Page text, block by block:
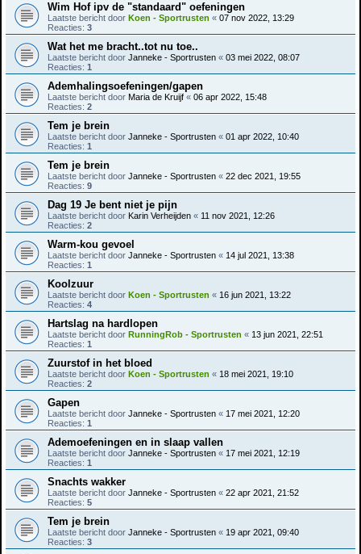
Wim Hof ipv de "standaard" oefeningen
Laatste bericht door Koen - Sportrusten « 07 nov 2022, 13:29
Reacties: 3
Wat het me bracht..tot nu toe..
Laatste bericht door Janneke - Sportrusten « 03 mei 2022, 08:07
Reacties: 1
Ademhalingsoefeningen/gapen
Laatste bericht door Maria de Kruijf « 06 apr 2022, 15:48
Reacties: 2
Tem je brein
Laatste bericht door Janneke - Sportrusten « 01 apr 2022, 10:40
Reacties: 1
Tem je brein
Laatste bericht door Janneke - Sportrusten « 22 dec 2021, 19:55
Reacties: 9
Dag 19 Je bent niet je pijn
Laatste bericht door Karin Verheijden « 11 nov 2021, 12:26
Reacties: 2
Warm-kou gevoel
Laatste bericht door Janneke - Sportrusten « 14 jul 2021, 13:38
Reacties: 1
Koolzuur
Laatste bericht door Koen - Sportrusten « 16 jun 2021, 13:22
Reacties: 4
Hartslag na hardlopen
Laatste bericht door RunningRob - Sportrusten « 13 jun 2021, 22:51
Reacties: 1
Zuurstof in het bloed
Laatste bericht door Koen - Sportrusten « 18 mei 2021, 19:10
Reacties: 2
Gapen
Laatste bericht door Janneke - Sportrusten « 17 mei 2021, 12:20
Reacties: 1
Ademoefeningen en in slaap vallen
Laatste bericht door Janneke - Sportrusten « 17 mei 2021, 12:19
Reacties: 1
Snachts wakker
Laatste bericht door Janneke - Sportrusten « 22 apr 2021, 21:52
Reacties: 5
Tem je brein
Laatste bericht door Janneke - Sportrusten « 19 apr 2021, 09:40
Reacties: 3